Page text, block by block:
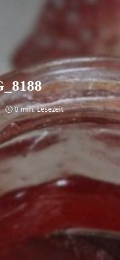
0 min. Lesezeit